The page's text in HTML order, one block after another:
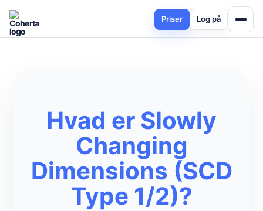
Priser Log på
Hvad er Slowly
Changing
Dimensions (SCD
Type 1/2)?